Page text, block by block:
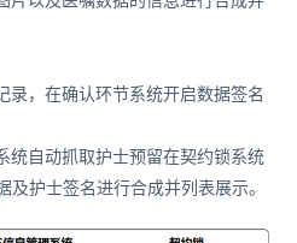
，在确认环节系统开启数据签名
自动抓取护士预留在契约锁系统
护士签名进行合成并列表展示。